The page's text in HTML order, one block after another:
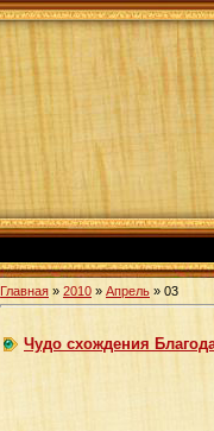
Главная » 2010 » Апрель » 03
Чудо схождения